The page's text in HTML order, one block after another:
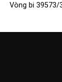
Vòng bi 39573/